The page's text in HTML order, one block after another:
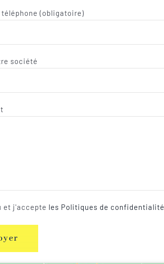
téléphone (obligatoire)
société
et j'accepte les Politiques de confidentialité